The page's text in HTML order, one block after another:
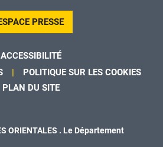
PRESSE
ACCESSIBILITÉ
POLITIQUE SUR LES COOKIES
PLAN DU SITE
ORIENTALES . Le Département